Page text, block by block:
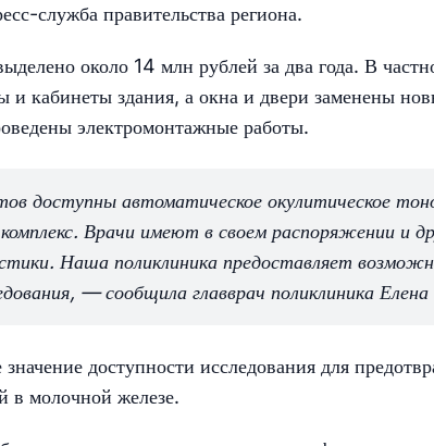
служба правительства региона.
около 14 млн рублей за два года. В
и кабинеты здания, а окна и двери заменены
электромонтажные работы.
доступны автоматическое окулитическое
Врачи имеют в своем распоряжении и
Наша поликлиника предоставляет
— сообщила главврач поликлиника
доступности исследования для
в молочной железе.